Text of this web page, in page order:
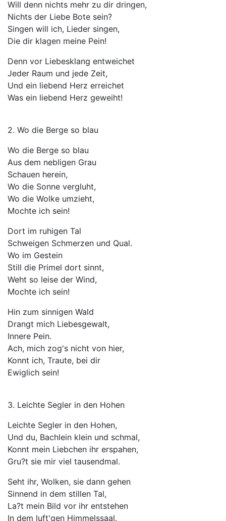
Will denn nichts mehr zu dir dringen,
Nichts der Liebe Bote sein?
Singen will ich, Lieder singen,
Die dir klagen meine Pein!
Denn vor Liebesklang entweichet
Jeder Raum und jede Zeit,
Und ein liebend Herz erreichet
Was ein liebend Herz geweiht!
2. Wo die Berge so blau
Wo die Berge so blau
Aus dem nebligen Grau
Schauen herein,
Wo die Sonne vergluht,
Wo die Wolke umzieht,
Mochte ich sein!
Dort im ruhigen Tal
Schweigen Schmerzen und Qual.
Wo im Gestein
Still die Primel dort sinnt,
Weht so leise der Wind,
Mochte ich sein!
Hin zum sinnigen Wald
Drangt mich Liebesgewalt,
Innere Pein.
Ach, mich zog's nicht von hier,
Konnt ich, Traute, bei dir
Ewiglich sein!
3. Leichte Segler in den Hohen
Leichte Segler in den Hohen,
Und du, Bachlein klein und schmal,
Konnt mein Liebchen ihr erspahen,
Gru?t sie mir viel tausendmal.
Seht ihr, Wolken, sie dann gehen
Sinnend in dem stillen Tal,
La?t mein Bild vor ihr entstehen
In dem luft'gen Himmelssaal.